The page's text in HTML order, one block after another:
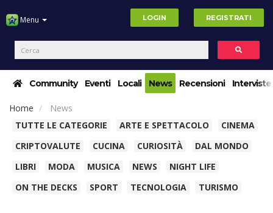
Menu LOGIN REGISTRATI
Community Eventi Locali News Recensioni Interviste
Home
News
TUTTE LE CATEGORIE
ARTE E SPETTACOLO
CINEMA
CRIPTOVALUTE
CUCINA CURIOSITÀ
DAL MONDO
LIBRI
MODA MUSICA NEWS
NIGHT LIFE
ON THE DECKS
SPORT TECNOLOGIA TURISMO